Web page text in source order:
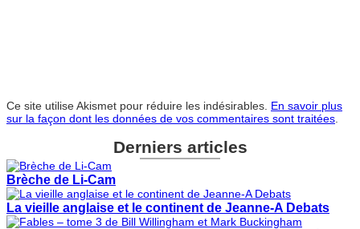
Ce site utilise Akismet pour réduire les indésirables. En savoir plus
sur la façon dont les données de vos commentaires sont traitées
Derniers articles
Brèche de Li-Cam
La vieille anglaise et le continent de Jeanne-A Debats